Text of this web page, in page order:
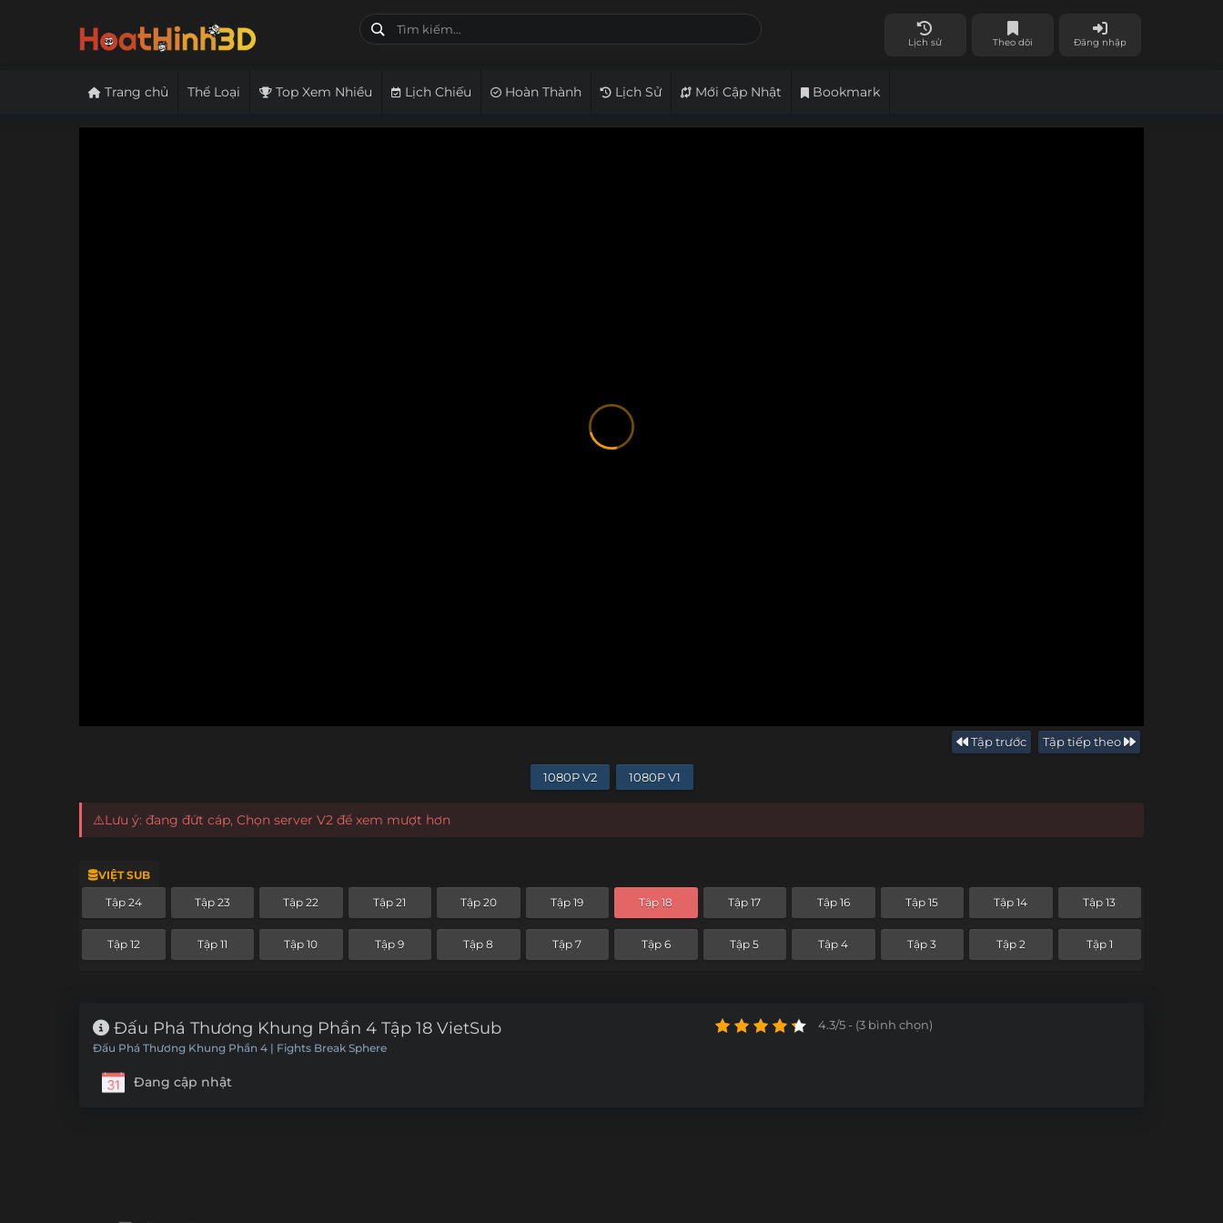
Lịch sử Theo dõi Đăng nhập
Trang chủ Thể Loại Top Xem Nhiều Lịch Chiếu Hoàn Thành Lịch Sử Mới Cập Nhật Bookmark
Tập trước Tập tiếp theo
1080P V2 1080P V1
⚠️Lưu ý: đang đứt cáp, Chọn server V2 để xem mượt hơn
VIỆT SUB
Tập 24 Tập 23 Tập 22 Tập 21 Tập 20 Tập 19 Tập 18 Tập 17 Tập 16 Tập 15 Tập 14 Tập 13
Tập 12 Tập 11 Tập 10 Tập 9 Tập 8 Tập 7 Tập 6 Tập 5 Tập 4 Tập 3 Tập 2 Tập 1
Đấu Phá Thương Khung Phần 4 Tập 18 VietSub
Đấu Phá Thương Khung Phần 4 | Fights Break Sphere
Đang cập nhật
4.3/5 - (3 bình chọn)